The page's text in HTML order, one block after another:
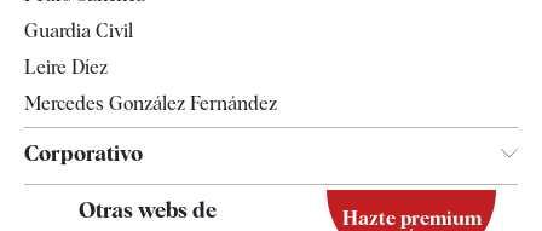
Guardia Civil
Leire Díez
Mercedes González Fernández
Corporativo
Contacto
Otras webs de Hazte premium